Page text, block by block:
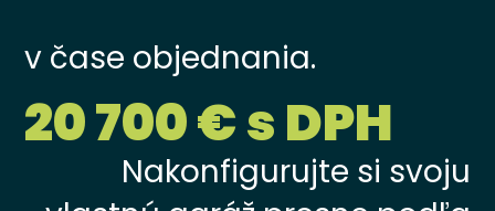
v čase objednania.
20 700 € s DPH
Nakonfigurujte si svoju